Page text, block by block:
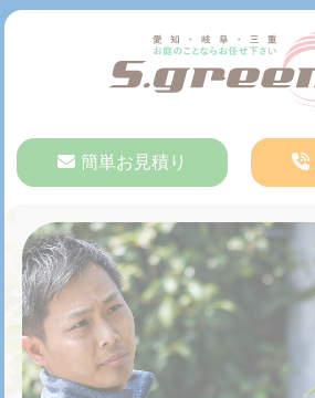
Skip
簡単お見積り